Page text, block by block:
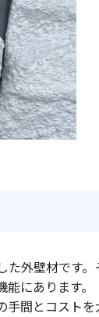
外壁材です
にあります。
間とコストを